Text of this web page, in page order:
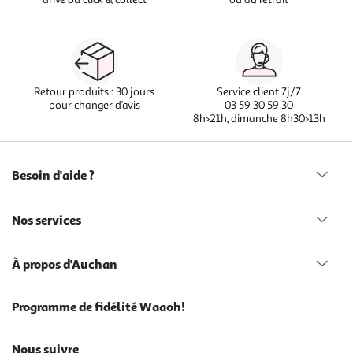
Retour produits : 30 jours
pour changer d’avis
Service client 7j/7
03 59 30 59 30
8h>21h, dimanche 8h30>13h
Besoin d'aide ?
Nos services
À propos d'Auchan
Programme de fidélité Waaoh!
Nous suivre